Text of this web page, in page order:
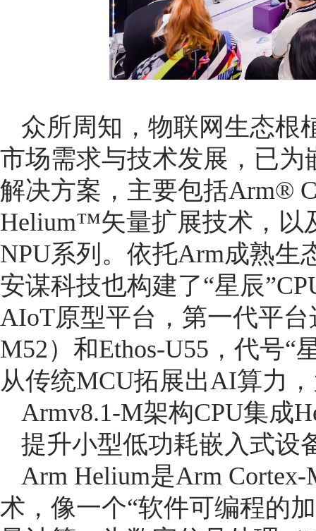
众所周知，物联网生态根
市场需求与技术发展，已
解决方案，主要包括Arm®
Helium™矢量扩展技术，以
NPU系列。依托Arm成熟
安谋科技也构建了“星辰
AIoT原型平台，第一代平台
M52）和Ethos-U55，代号“
从传统MCU拓展出AI算力
Armv8.1-M架构CPU集成
提升小型低功耗嵌入式设
Arm Helium是Arm
术，像一个“软件可编程的